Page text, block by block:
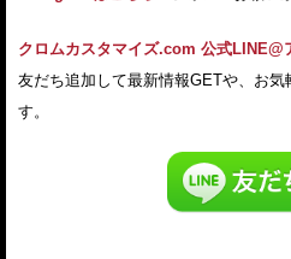
クロムカスタマイズ.com 公式LINE@
友だち追加して最新情報GETや、お
す。